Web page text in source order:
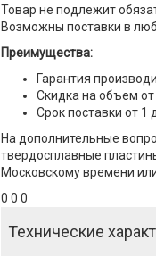
Товар не подлежит
Возможны поставки в
Преимущества:
Гарантия
Скидка на объем от
Срок поставки от 1
На дополнительные
твердосплавные
Московскому времени
0 0 0
Технические